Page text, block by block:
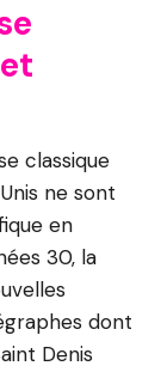
classique
ne sont
en
30, la
dont
Denis